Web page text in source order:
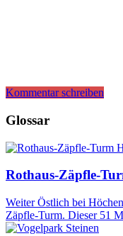
Kommentar schreiben
Glossar
Rothaus-Zäpfle-
Weiter Östlich bei
Zäpfle-Turm. Dieser 51